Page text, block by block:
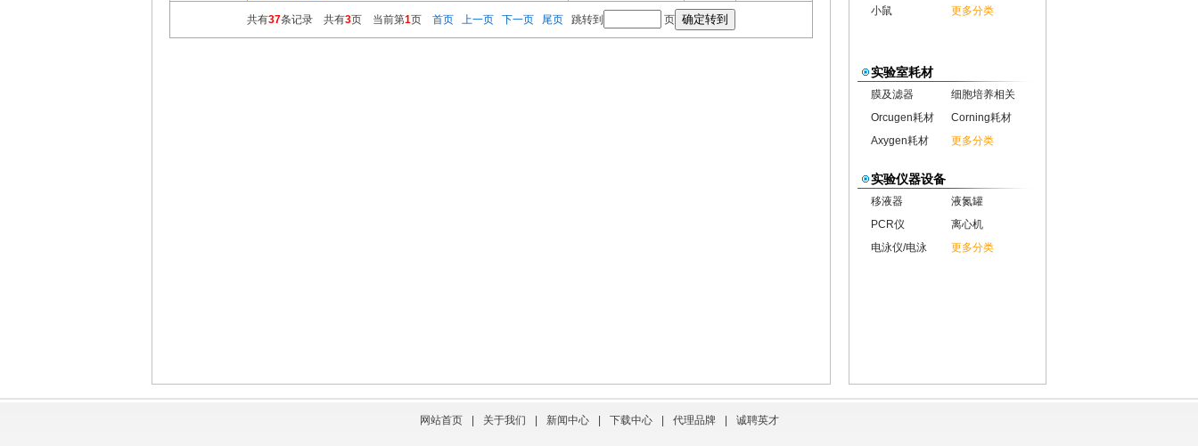
共有37条记录 共有3页 当前第1页 首页 上一页 下一页 尾页 跳转到 页
小鼠
更多分类
实验室耗材
膜及滤器
细胞培养相关
Orcugen耗材
Corning耗材
Axygen耗材
更多分类
实验仪器设备
移液器
液氮罐
PCR仪
离心机
电泳仪/电泳
更多分类
网站首页 关于我们 新闻中心 下载中心 代理品牌 诚聘英才